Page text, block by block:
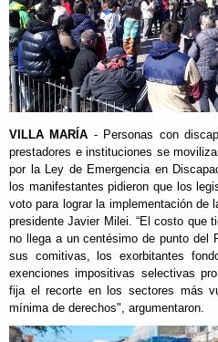
VILLA MARÍA - Personas con
prestadores e instituciones se
por la Ley de Emergencia en
los manifestantes pidieron que los
voto para lograr la implementación de
presidente Javier Milei.“El costo que
no llega a un centésimo de punto del
sus comitivas, los exorbitantes
exenciones impositivas selectivas
fija el recorte en los sectores más
mínima de derechos", argumentaron.